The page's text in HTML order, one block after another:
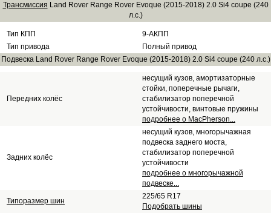
Трансмиссия Land Rover Range Rover Evoque (2015-2018) 2.0 Si4 coupe (240
л.с.)
Тип КПП
9-АКПП
Тип привода
Полный привод
Подвеска Land Rover Range Rover Evoque (2015-2018) 2.0 Si4 coupe (240 л.с.)
Передних колёс
несущий кузов, амортизаторные
стойки, поперечные рычаги,
стабилизатор поперечной
устойчивости, винтовые пружины
подробнее о MacPherson...
Задних колёс
несущий кузов, многорычажная
подвеска заднего моста,
стабилизатор поперечной
устойчивости
подробнее о многорычажной
подвеске...
Типоразмер шин
225/65 R17
Подобрать шины